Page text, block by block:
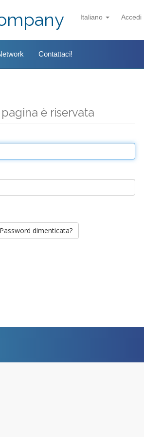
Italiano Accedi
Contattaci!
è riservata
Password dimenticata?